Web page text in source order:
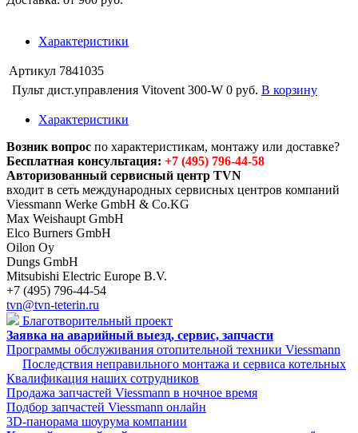
Характеристики
Артикул 7841035
Пульт дист.управления Vitovent 300-W 0 руб. В корзину
Характеристики
Возник вопрос по характеристикам, монтажу или доставке?
Бесплатная консультация: +7 (495) 796-44-58
Авторизованный сервисный центр TVN
входит в сеть международных сервисных центров компаний
Viessmann Werke GmbH & Co.KG
Max Weishaupt GmbH
Elco Burners GmbH
Oilon Oy
Dungs GmbH
Mitsubishi Electric Europe B.V.
+7 (495) 796-44-54
tvn@tvn-teterin.ru
Благотворительный проект
Заявка на аварийный выезд, сервис, запчасти
Программы обслуживания отопительной техники Viessmann
Последствия неправильного монтажа и сервиса котельных
Квалификация наших сотрудников
Продажа запчастей Viessmann в ночное время
Подбор запчастей Viessmann онлайн
3D-панорама шоурума компании